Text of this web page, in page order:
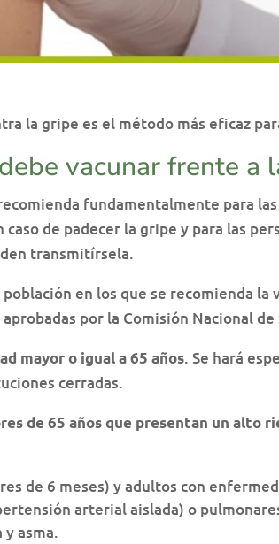
la gripe es el método más eficaz
vacunar frente a
fundamentalmente para
caso de padecer la gripe y para las
transmitírsela.
en los que se recomienda la
por la Comisión Nacional
mayor o igual a 65 años. Se hará
cerradas.
de 65 años que presentan un alto
de 6 meses) y adultos con
arterial aislada) o
asma.